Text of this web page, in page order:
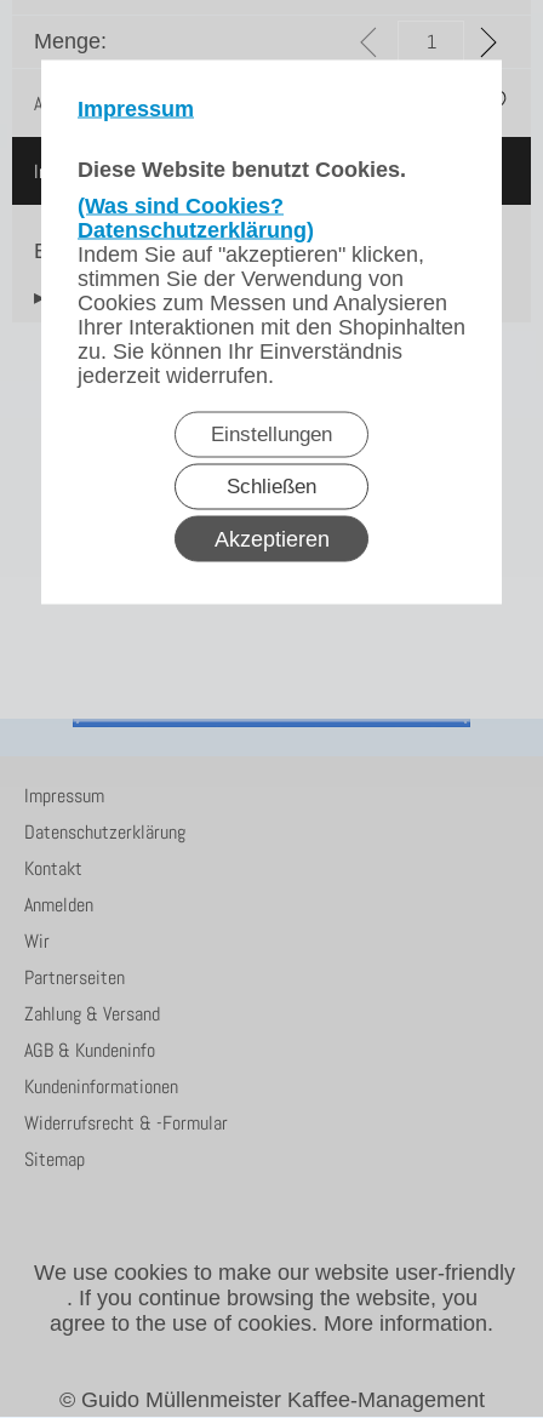
Impressum
Diese Website benutzt Cookies.
(Was sind Cookies?
Datenschutzerklärung)
Indem Sie auf "akzeptieren" klicken,
stimmen Sie der Verwendung von
Cookies zum Messen und Analysieren
Ihrer Interaktionen mit den Shopinhalten
zu. Sie können Ihr Einverständnis
jederzeit widerrufen.
Einstellungen
Schließen
Akzeptieren
Menge:
Auf die Merkliste
In den Warenkorb
Ersatzfilter für BWFS-C-100 (1 Stück)
▸Widerrufsbelehrung
Impressum
Datenschutzerklärung
Kontakt
Anmelden
Wir
Partnerseiten
Zahlung & Versand
AGB & Kundeninfo
Kundeninformationen
Widerrufsrecht & -Formular
Sitemap
We use cookies to make our website user-friendly
. If you continue browsing the website, you
agree to the use of cookies. More information.
© Guido Müllenmeister Kaffee-Management